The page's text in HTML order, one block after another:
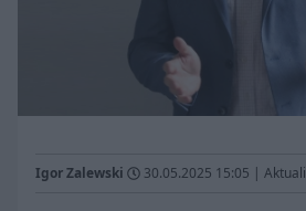
Igor Zalewski 30.05.2025 15:05 |